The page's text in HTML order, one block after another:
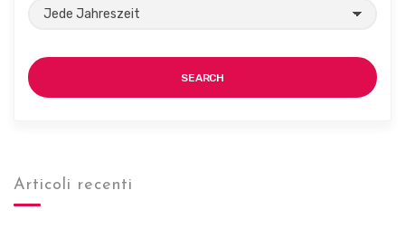
SEARCH
Articoli recenti